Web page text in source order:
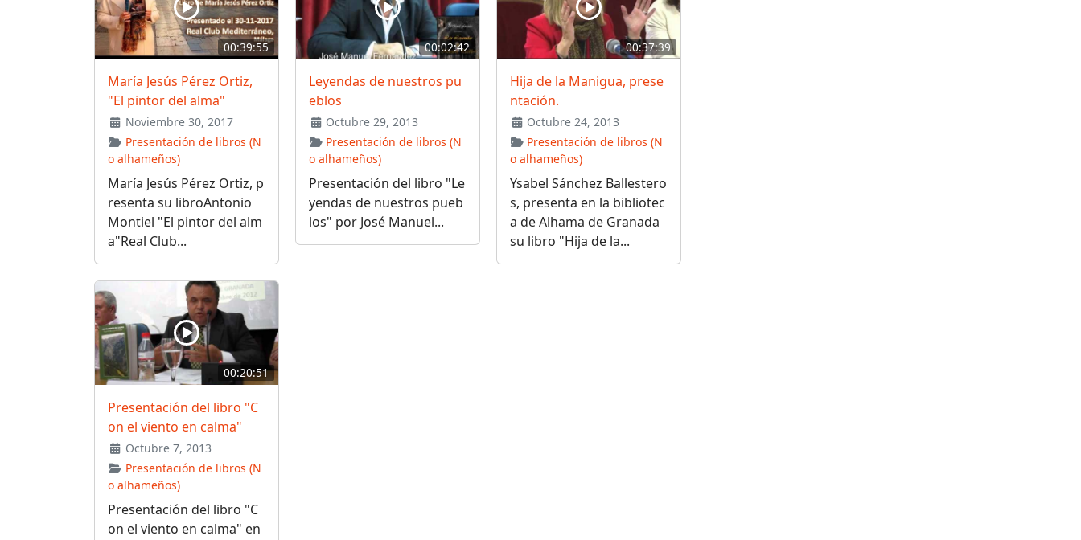
00:39:55
María Jesús Pérez Ortiz,
"El pintor del alma"
Noviembre 30, 2017
Presentación de libros (N
o alhameños)
María Jesús Pérez Ortiz, p
resenta su libroAntonio
Montiel "El pintor del alm
a"Real Club...
00:02:42
Leyendas de nuestros pu
eblos
Octubre 29, 2013
Presentación de libros (N
o alhameños)
Presentación del libro "Le
yendas de nuestros pueb
los" por José Manuel...
00:37:39
Hija de la Manigua, prese
ntación.
Octubre 24, 2013
Presentación de libros (N
o alhameños)
Ysabel Sánchez Ballestero
s, presenta en la bibliotec
a de Alhama de Granada
su libro "Hija de la...
00:20:51
Presentación del libro "C
on el viento en calma"
Octubre 7, 2013
Presentación de libros (N
o alhameños)
Presentación del libro "C
on el viento en calma" en